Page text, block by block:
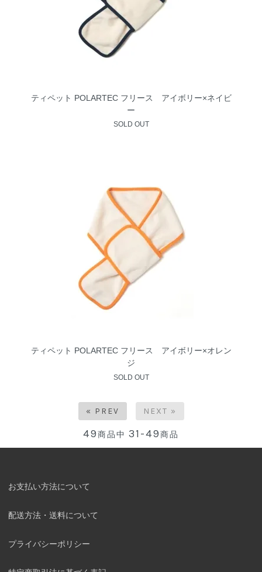
ティペット POLARTEC フリース アイボリー×ネイビ
ー
SOLD OUT
ティペット POLARTEC フリース アイボリー×オレン
ジ
SOLD OUT
« PREV NEXT »
49商品中 31-49商品
お支払い方法について
配送方法・送料について
プライバシーポリシー